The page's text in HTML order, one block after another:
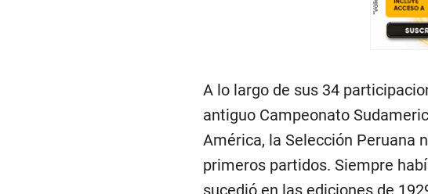
A lo largo de sus 34
antiguo Campeonato
América, la Selección Peruana
primeros partidos. Siempre